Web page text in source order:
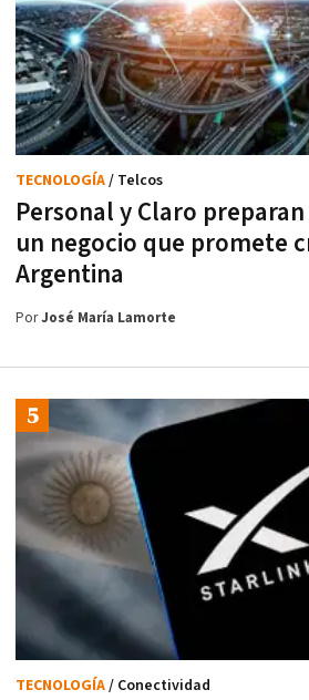
Personal y Claro
un negocio que promete
Argentina
TECNOLOGÍA/ Telcos
PorJosé María Lamorte
TECNOLOGÍA/ Conectividad